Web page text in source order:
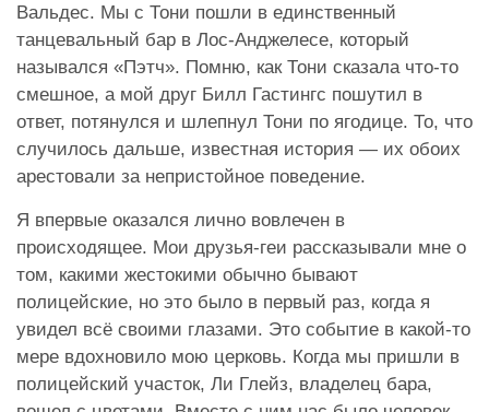
Вальдес. Мы с Тони пошли в единственный
танцевальный бар в Лос-Анджелесе, который
назывался «Пэтч». Помню, как Тони сказала что-то
смешное, а мой друг Билл Гастингс пошутил в
ответ, потянулся и шлепнул Тони по ягодице. То, что
случилось дальше, известная история — их обоих
арестовали за непристойное поведение.
Я впервые оказался лично вовлечен в
происходящее. Мои друзья-геи рассказывали мне о
том, какими жестокими обычно бывают
полицейские, но это было в первый раз, когда я
увидел всё своими глазами. Это событие в какой-то
мере вдохновило мою церковь. Когда мы пришли в
полицейский участок, Ли Глейз, владелец бара,